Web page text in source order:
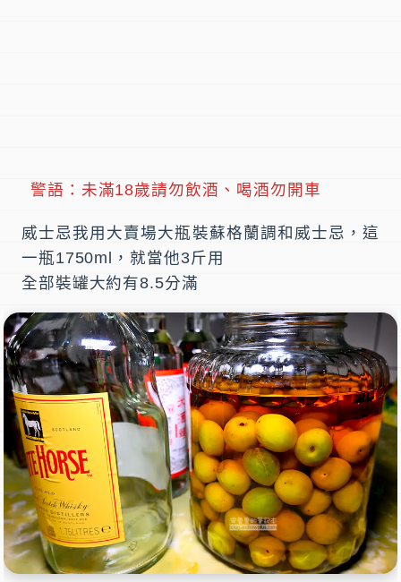
警語：未滿18歲請勿飲酒、喝酒勿開車
威士忌我用大賣場大瓶裝蘇格蘭調和威士忌，這
一瓶1750ml，就當他3斤用
全部裝罐大約有8.5分滿